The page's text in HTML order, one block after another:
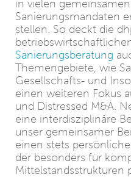
in vielen
Sanierungsmandaten
stellen. So deckt die
Sanierungsberatung
Themengebiete, wie
Gesellschafts- und
einen weiteren Fokus
und Distressed M&A.
eine interdisziplinäre
unser gemeinsamer
einen stets
der besonders für
Mittelstandsstrukturen